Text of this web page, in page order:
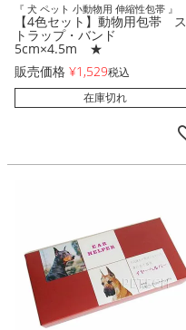
『 犬 ペット 小動物用 伸縮性包帯 』
【4色セット】動物用包帯 ス
トラップ・バンド
5cm×4.5m ★
販売価格 ¥1,529税込
在庫切れ